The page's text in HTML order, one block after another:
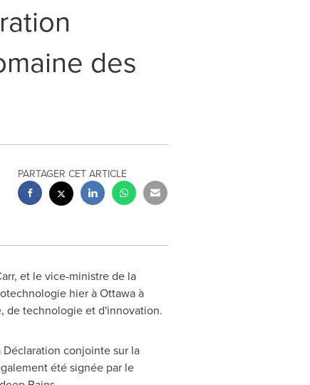
des
PARTAGER CET ARTICLE
, et le vice-ministre de la
hier àOttawaà
de technologie et d'innovation.
conjointe sur la
été signée par le